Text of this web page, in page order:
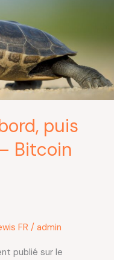
puis
Bitcoin
FR / admin
publié sur le